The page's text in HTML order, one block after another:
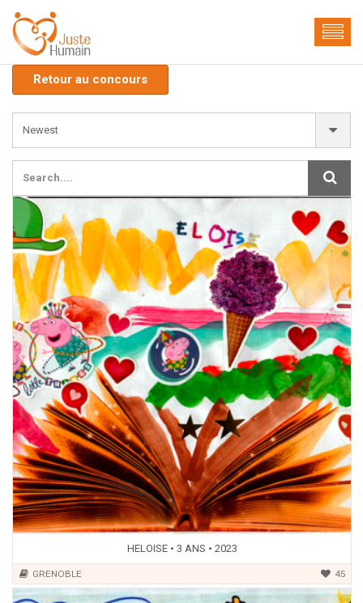
Retour au concours
HELOISE • 3 ANS • 2023
GRENOBLE 45